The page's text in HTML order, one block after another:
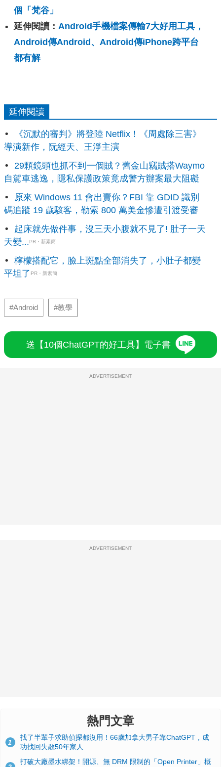
個「梵谷」
延伸閱讀： Android手機檔案傳輸7大好用工具，
Android傳Android、Android傳iPhone跨平台
都有解
延伸閱讀
《沉默的審判》將登陸 Netflix！《周處除三害》
導演新作，阮經天、王淨主演
29顆鏡頭也抓不到一個賊？舊金山竊賊搭Waymo
自駕車逃逸，隱私保護政策竟成警方辦案最大阻礙
原來 Windows 11 會出賣你？FBI 靠 GDID 識別
碼追蹤 19 歲駭客，勒索 800 萬美金慘遭引渡受審
起床就先做件事，沒三天小腹就不見了! 肚子一天
天變... PR・新素簡
檸檬搭配它，臉上斑點全部消失了，小肚子都變
平坦了 PR・新素簡
#Android #教學
送【10個ChatGPT的好工具】電子書
ADVERTISEMENT
ADVERTISEMENT
熱門文章
1
找了半輩子求助偵探都沒用！66歲加拿大男子靠ChatGPT，成
功找回失散50年家人
打破大廠墨水綁架！開源、無 DRM 限制的「Open Printer」概